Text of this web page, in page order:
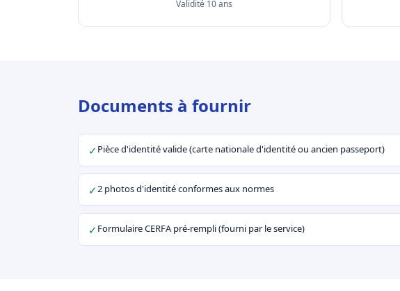
Validité 10 ans
Documents à fournir
✓ Pièce d'identité valide (carte nationale d'identité ou ancien passeport)
✓2 photos d'identité conformes aux normes
✓ Formulaire CERFA pré-rempli (fourni par le service)